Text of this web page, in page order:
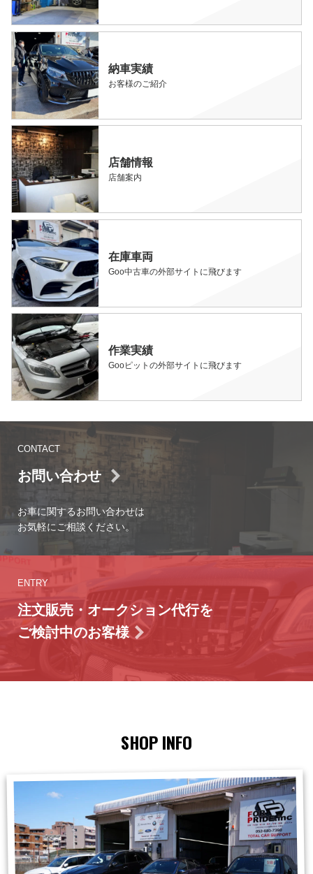
納車実績
お客様のご紹介
店舗情報
店舗案内
在庫車両
Goo中古車の外部サイトに飛びます
作業実績
Gooピットの外部サイトに飛びます
CONTACT
お問い合わせ
お車に関するお問い合わせは
お気軽にご相談ください。
ENTRY
注文販売・オークション代行を
ご検討中のお客様
SHOP INFO